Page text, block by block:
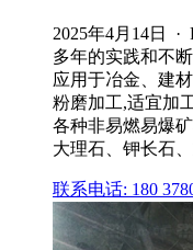
2025年4月14日
多年的实践和不
应用于冶金、建
粉磨加工,适宜加
各种非易燃易爆
大理石、钾长石
联系电话: 180